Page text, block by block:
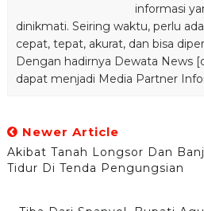
informasi
dinikmati. Seiring waktu, perlu
cepat, tepat, akurat, dan bisa
Dengan hadirnya Dewata News
dapat menjadi Media Partner
Newer Article
Akibat Tanah Longsor Dan
Tidur Di Tenda Pengungsian